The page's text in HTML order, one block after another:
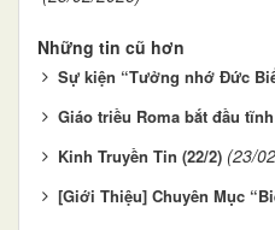
Những tin cũ hơn
Sự kiện “Tưởng nhớ Đức
Giáo triều Roma bắt đầu
Kinh Truyền Tin (22/2) (23/
[Giới Thiệu] Chuyên Mục